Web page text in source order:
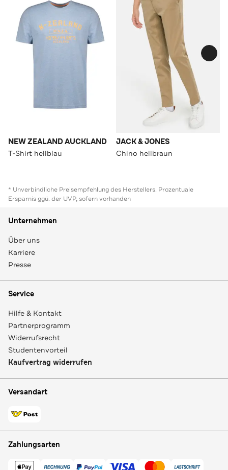
NEW ZEALAND AUCKLAND
T-Shirt hellblau
JACK & JONES
Chino hellbraun
* Unverbindliche Preisempfehlung des Herstellers. Prozentuale
Ersparnis ggü. der UVP, sofern vorhanden
Unternehmen
Über uns
Karriere
Presse
Service
Hilfe & Kontakt
Partnerprogramm
Widerrufsrecht
Studentenvorteil
Kaufvertrag widerrufen
Versandart
Zahlungsarten